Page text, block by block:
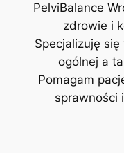
PelviBalance
zdrowie i
Specjalizuję
ogólnej a
Pomagam
sprawności